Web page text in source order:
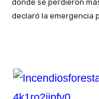
donde se perdieron
declaró la emergencia